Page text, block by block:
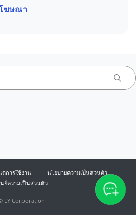
ฆษณา
การใช้งาน
นโยบายความเป็นส่วนตัว
ย์ความเป็นส่วนตัว
LY Corporation